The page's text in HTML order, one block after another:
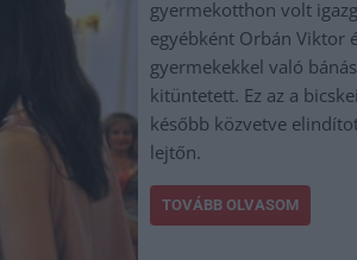
gyermekotthon volt
egyébként Orbán Viktor
gyermekekkel való
kitüntetett. Ez az a
később közvetve
lejtőn.
TOVÁBB OLVASOM